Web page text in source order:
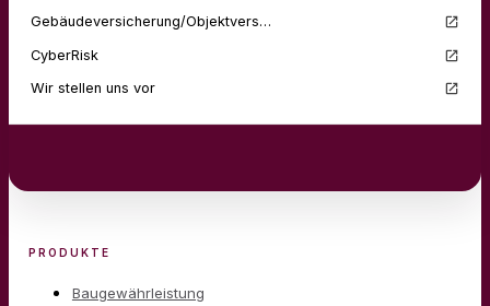
Gebäudeversicherung/Objektvers…
CyberRisk
Wir stellen uns vor
PRODUKTE
Baugewährleistung